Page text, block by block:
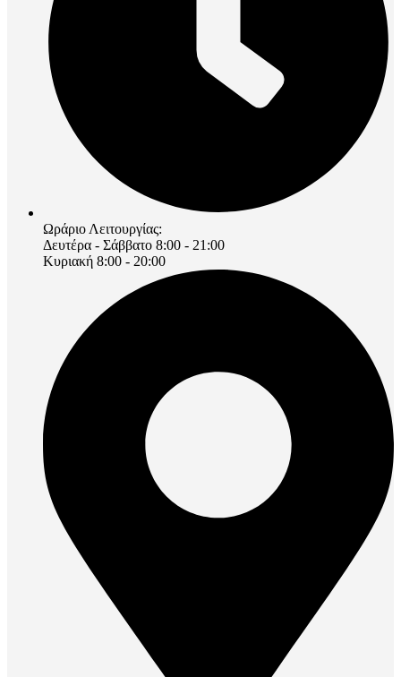
Ωράριο Λειτουργίας:
Δευτέρα - Σάββατο 8:00 - 21:00
Κυριακή 8:00 - 20:00